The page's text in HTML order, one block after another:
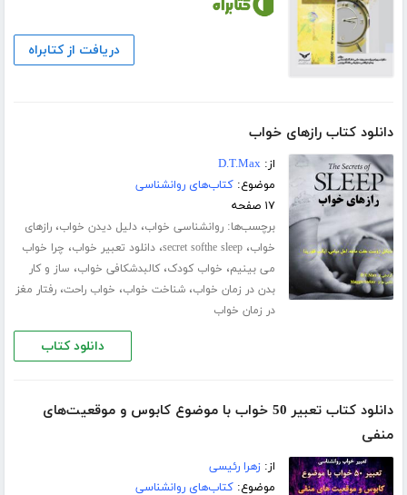
دریافت از کتابراه
دانلود کتاب رازهای خواب
از:D.T.Max
موضوع:کتاب‌های روانشناسی
۱۷ صفحه
برچسب‌ها:روانشناسی خواب،دلیل دیدن خواب،رازهای
خواب،secret softhe sleep،دانلود تعبیر خواب، چرا خواب
می بینیم، خواب کودک،کالبدشکافی خواب، ساز و کار
بدن در زمان خواب،شناخت خواب، خواب راحت،رفتار مغز
در زمان خواب
دانلود کتاب
دانلود کتاب تعبیر 50 خواب با موضوع کابوس و موقعیت‌های
منفی
از:زهرا رئیسی
موضوع:کتاب‌های روانشناسی